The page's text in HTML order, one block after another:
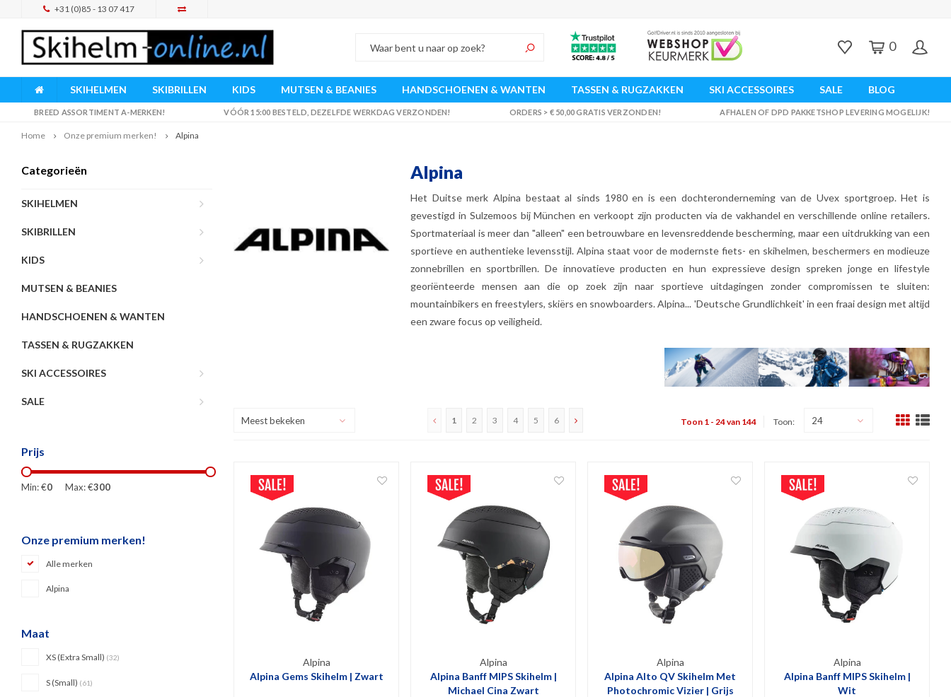
+31 (0)85 - 13 07 417
0
SKIHELMEN SKIBRILLEN KIDS MUTSEN & BEANIES HANDSCHOENEN & WANTEN TASSEN & RUGZAKKEN SKI ACCESSOIRES SALE BLOG
BREED ASSORTIMENT A-MERKEN! VÓÓR 15:00 BESTELD, DEZELFDE WERKDAG VERZONDEN! ORDERS > € 50,00 GRATIS VERZONDEN! AFHALEN OF DPD PAKKETSHOP LEVERING MOGELIJK!
Home Onze premium merken! Alpina
Categorieën
SKIHELMEN
SKIBRILLEN
KIDS
MUTSEN & BEANIES
HANDSCHOENEN & WANTEN
TASSEN & RUGZAKKEN
SKI ACCESSOIRES
SALE
Prijs
Min: €0 Max: €300
Onze premium merken!
Alle merken
Alpina
Maat
XS (Extra Small) (32)
S (Small) (61)
Alpina
Het Duitse merk Alpina bestaat al sinds 1980 en is een dochteronderneming van de Uvex sportgroep. Het is
gevestigd in Sulzemoos bij München en verkoopt zijn producten via de vakhandel en verschillende online retailers.
Sportmateriaal is meer dan "alleen" een betrouwbare en levensreddende bescherming, maar een uitdrukking van een
sportieve en authentieke levensstijl. Alpina staat voor de modernste fiets- en skihelmen, beschermers en modieuze
zonnebrillen en sportbrillen. De innovatieve producten en hun expressieve design spreken jonge en lifestyle
georiënteerde mensen aan die op zoek zijn naar sportieve uitdagingen zonder compromissen te sluiten:
mountainbikers en freestylers, skiërs en snowboarders. Alpina... 'Deutsche Grundlichkeit' in een fraai design met altijd
een zware focus op veiligheid.
Meest bekeken 1 2 3 4 5 6 Toon 1 - 24 van 144 Toon: 24
Alpina
Alpina Gems Skihelm | Zwart
Alpina
Alpina Banff MIPS Skihelm |
Michael Cina Zwart
Alpina
Alpina Alto QV Skihelm Met
Photochromic Vizier | Grijs
Alpina
Alpina Banff MIPS Skihelm |
Wit